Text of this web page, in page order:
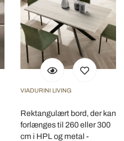
VIADURINI LIVING
Rektangulært bord, der kan
forlænges til 260 eller 300
cm i HPL og metal -